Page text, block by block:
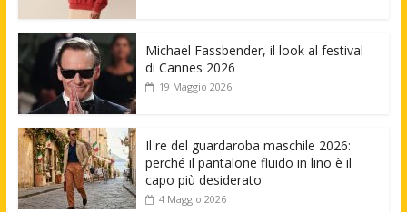
Michael Fassbender, il look al festival
di Cannes 2026
19 Maggio 2026
Il re del guardaroba maschile 2026:
perché il pantalone fluido in lino è il
capo più desiderato
4 Maggio 2026